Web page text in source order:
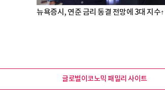
뉴욕증시, 연준 금리 동결 전망에 3대 지수↑
글로벌이코노믹 패밀리 사이트